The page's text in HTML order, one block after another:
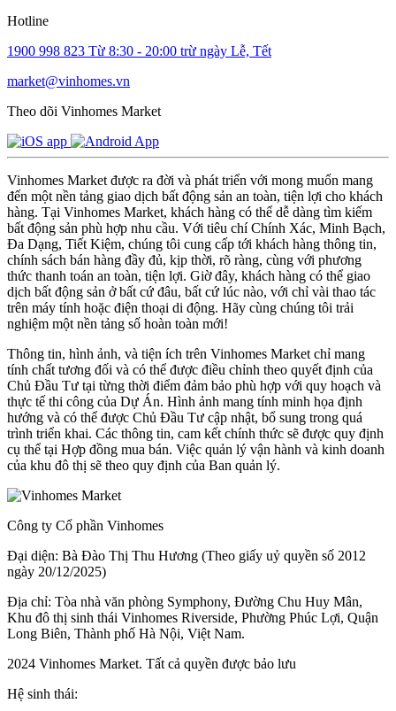
Hotline
1900 998 823 Từ 8:30 - 20:00 trừ ngày Lễ, Tết
market@vinhomes.vn
Theo dõi Vinhomes Market
Vinhomes Market được ra đời và phát triển với mong muốn mang
đến một nền tảng giao dịch bất động sản an toàn, tiện lợi cho khách
hàng. Tại Vinhomes Market, khách hàng có thể dễ dàng tìm kiếm
bất động sản phù hợp nhu cầu. Với tiêu chí Chính Xác, Minh Bạch,
Đa Dạng, Tiết Kiệm, chúng tôi cung cấp tới khách hàng thông tin,
chính sách bán hàng đầy đủ, kịp thời, rõ ràng, cùng với phương
thức thanh toán an toàn, tiện lợi. Giờ đây, khách hàng có thể giao
dịch bất động sản ở bất cứ đâu, bất cứ lúc nào, với chỉ vài thao tác
trên máy tính hoặc điện thoại di động. Hãy cùng chúng tôi trải
nghiệm một nền tảng số hoàn toàn mới!
Thông tin, hình ảnh, và tiện ích trên Vinhomes Market chỉ mang
tính chất tương đối và có thể được điều chỉnh theo quyết định của
Chủ Đầu Tư tại từng thời điểm đảm bảo phù hợp với quy hoạch và
thực tế thi công của Dự Án. Hình ảnh mang tính minh họa định
hướng và có thể được Chủ Đầu Tư cập nhật, bổ sung trong quá
trình triển khai. Các thông tin, cam kết chính thức sẽ được quy định
cụ thể tại Hợp đồng mua bán. Việc quản lý vận hành và kinh doanh
của khu đô thị sẽ theo quy định của Ban quản lý.
Công ty Cổ phần Vinhomes
Đại diện: Bà Đào Thị Thu Hương (Theo giấy uỷ quyền số 2012
ngày 20/12/2025)
Địa chỉ: Tòa nhà văn phòng Symphony, Đường Chu Huy Mân,
Khu đô thị sinh thái Vinhomes Riverside, Phường Phúc Lợi, Quận
Long Biên, Thành phố Hà Nội, Việt Nam.
2024 Vinhomes Market. Tất cả quyền được bảo lưu
Hệ sinh thái: